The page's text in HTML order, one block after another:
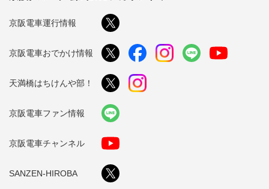
京阪電車運行情報
京阪電車おでかけ情報
天満橋はちけんや部！
京阪電車ファン情報
京阪電車チャンネル
SANZEN-HIROBA